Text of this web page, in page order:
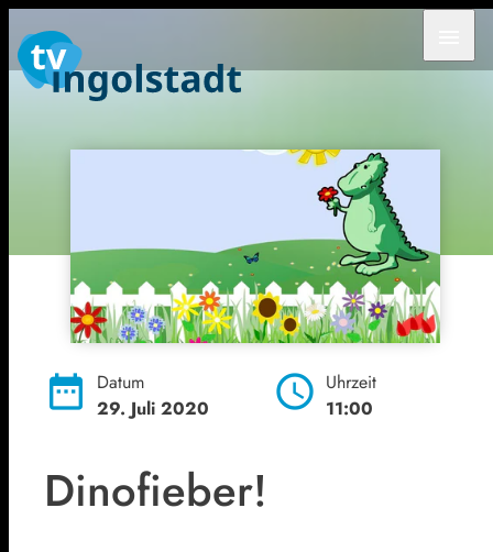
date_range
Datum
29. Juli 2020
schedule Uhrzeit
11:00
Dinofieber!